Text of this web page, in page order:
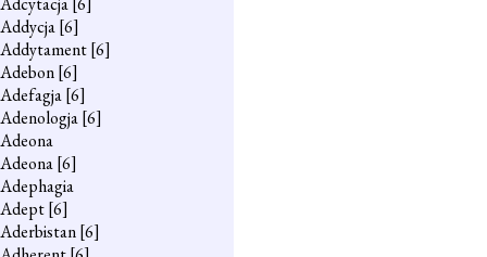
Addycja[6]
Addytament[6]
Adebon[6]
Adefagja[6]
Adenologja[6]
Adeona
Adeona[6]
Adephagia
Adept[6]
Aderbistan[6]